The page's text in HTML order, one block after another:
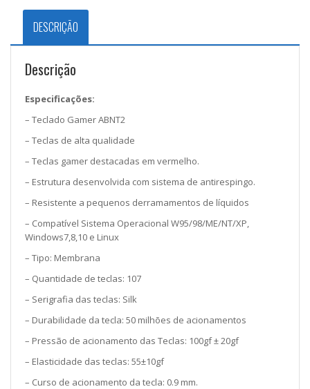
DESCRIÇÃO
Descrição
Especificações:
– Teclado Gamer ABNT2
– Teclas de alta qualidade
– Teclas gamer destacadas em vermelho.
– Estrutura desenvolvida com sistema de antirespingo.
– Resistente a pequenos derramamentos de líquidos
– Compatível Sistema Operacional W95/98/ME/NT/XP,
Windows7,8,10 e Linux
– Tipo: Membrana
– Quantidade de teclas: 107
– Serigrafia das teclas: Silk
– Durabilidade da tecla: 50 milhões de acionamentos
– Pressão de acionamento das Teclas: 100gf ± 20gf
– Elasticidade das teclas: 55±10gf
– Curso de acionamento da tecla: 0.9 mm.